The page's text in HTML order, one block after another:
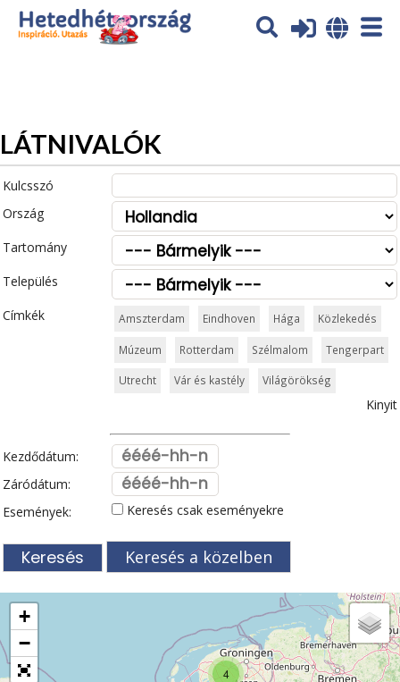
Az oldal sütiket (cookies) használ. További tájékoztatás itt:
Adatvédelmi tájékoztató
LÁTNIVALÓK
Kulcsszó
Ország
Tartomány
Település
Címkék
Amszterdam Eindhoven Hága Közlekedés
Múzeum Rotterdam Szélmalom Tengerpart
Utrecht Vár és kastély Világörökség
Kinyit
Kezdődátum:
Záródátum:
Események:
Keresés csak eseményekre
Keresés a közelben
4
+
−